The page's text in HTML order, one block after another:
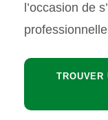
l’occasion de
TROUVER